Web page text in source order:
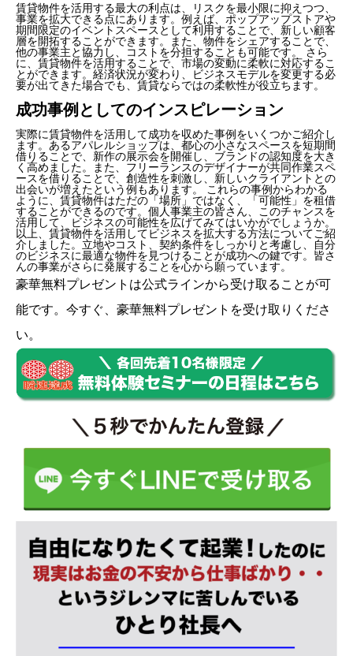
賃貸物件を活用する最大の利点は、リスクを最小限に抑えつつ、
事業を拡大できる点にあります。例えば、ポップアップストアや
期間限定のイベントスペースとして利用することで、新しい顧客
層を開拓することができます。また、物件をシェアすることで、
他の事業主と協力し、コストを分担することも可能です。 さら
に、賃貸物件を活用することで、市場の変動に柔軟に対応するこ
とができます。経済状況が変わり、ビジネスモデルを変更する必
要が出てきた場合でも、賃貸ならではの柔軟性が役立ちます。
成功事例としてのインスピレーション
実際に賃貸物件を活用して成功を収めた事例をいくつかご紹介し
ます。あるアパレルショップは、都心の小さなスペースを短期間
借りることで、新作の展示会を開催し、ブランドの認知度を大き
く高めました。また、フリーランスのデザイナーが共同作業スペ
ースを借りることで、創造性を刺激し、新しいクライアントとの
出会いが増えたという例もあります。 これらの事例からわかる
ように、賃貸物件はただの「場所」ではなく、「可能性」を租借
することができるのです。個人事業主の皆さん、このチャンスを
活用して、ビジネスの可能性を広げてみてはいかがでしょうか。
以上、賃貸物件を活用してビジネスを拡大する方法についてご紹
介しました。立地やコスト、契約条件をしっかりと考慮し、自分
のビジネスに最適な物件を見つけることが成功への鍵です。皆さ
んの事業がさらに発展することを心から願っています。
豪華無料プレゼントは公式ラインから受け取ることが可
能です。今すぐ、豪華無料プレゼントを受け取りくださ
い。